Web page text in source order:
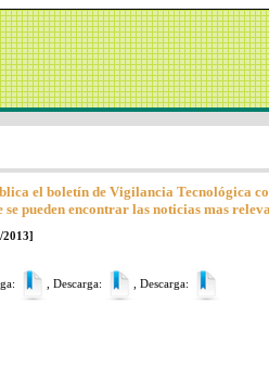
el boletín de Vigilancia Tecnológica
se pueden encontrar las noticias mas
2013]
, Descarga: , Descarga: